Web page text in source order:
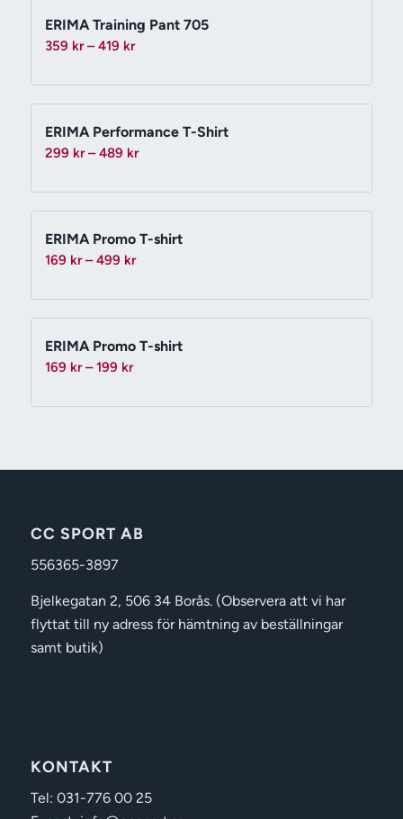
ERIMA Training Pant 705
359 kr – 419 krPrisintervall:
till
419 kr
ERIMA Performance T-Shirt
299 kr – 489 krPrisintervall:
till
489 kr
ERIMA Promo T-shirt
169 kr – 499 krPrisintervall:
till
499 kr
ERIMA Promo T-shirt
169 kr – 199 krPrisintervall:
till
CC SPORT AB
556365-3897
Bjelkegatan 2, 506 34 Borås. (Observera att vi har
flyttat till ny adress för hämtning av beställningar
samt butik)
KONTAKT
Tel: 031-776 00 25